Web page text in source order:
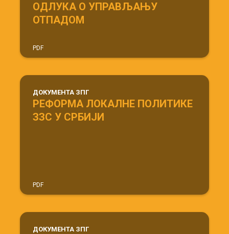
ОДЛУКА О УПРАВЉАЊУ
ОТПАДОМ
PDF
ДОКУМЕНТА ЗПГ
РЕФОРМА ЛОКАЛНЕ ПОЛИТИКЕ
ЗЗС У СРБИЈИ
PDF
ДОКУМЕНТА ЗПГ